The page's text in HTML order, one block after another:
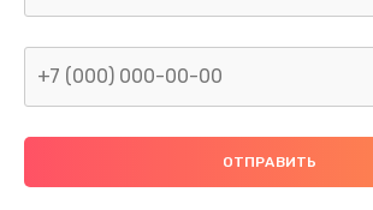
Ремонт капиллярной
400 руб.